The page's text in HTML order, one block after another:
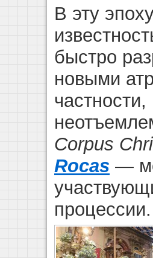
В эту
быстро
новыми
Corpus
Rocas —
процессии.